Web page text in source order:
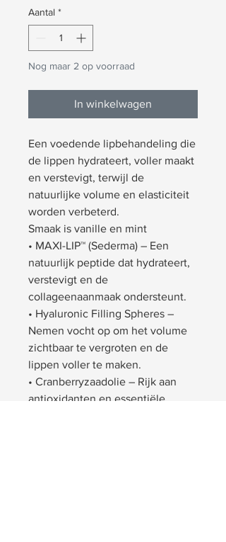
Aantal *
Nog maar 2 op voorraad
In winkelwagen
Een voedende lipbehandeling die
de lippen hydrateert, voller maakt
en verstevigt, terwijl de
natuurlijke volume en elasticiteit
worden verbeterd.
Smaak is vanille en mint
• MAXI-LIP™ (Sederma) – Een
natuurlijk peptide dat hydrateert,
verstevigt en de
collageenaanmaak ondersteunt.
• Hyaluronic Filling Spheres –
Nemen vocht op om het volume
zichtbaar te vergroten en de
lippen voller te maken.
• Cranberryzaadolie – Rijk aan
antioxidanten en essentiële